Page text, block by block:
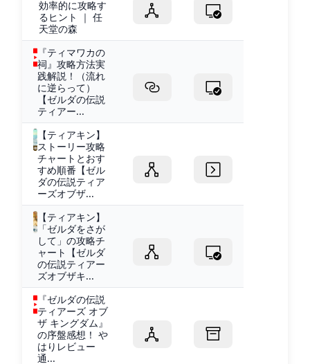
効率的に攻略す
るヒント ｜ 任
天堂の森
『ティマワカの
祠』攻略方法実
践解説！（流れ
に逆らって）
【ゼルダの伝説
ティアー...
【ティアキン】
ストーリー攻略
チャートとおす
すめ順番【ゼル
ダの伝説ティア
ーズオブザ...
【ティアキン】
「ゼルダをさが
して」の攻略チ
ャート【ゼルダ
の伝説ティアー
ズオブザキ...
『ゼルダの伝説
ティアーズ オブ
ザ キングダム』
の序盤感想！ や
はりレビュー
通...